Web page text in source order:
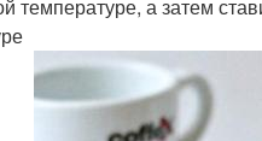
температуре, а затем